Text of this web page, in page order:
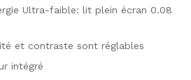
Ultra-faible: lit plein écran 0.08
et contraste sont réglables
intégré